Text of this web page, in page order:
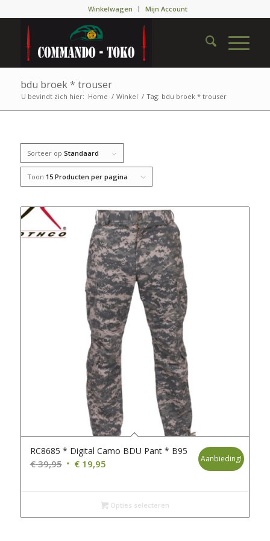
Winkelwagen Mijn Account
bdu broek * trouser
U bevindt zich hier: Home / Winkel / Tag: bdu broek * trouser
Sorteer op Standaard
Toon 15 Producten per pagina
RC8685 * Digital Camo BDU Pant * B95
€39,95 Oorspronkelijke
was:
€19,95Huidige
is:
€ 19,95.
Aanbieding!
Opties selecteren